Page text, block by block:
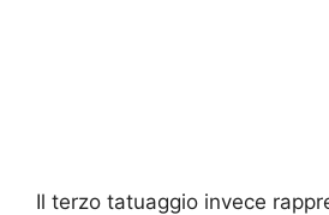
Il terzo tatuaggio invece